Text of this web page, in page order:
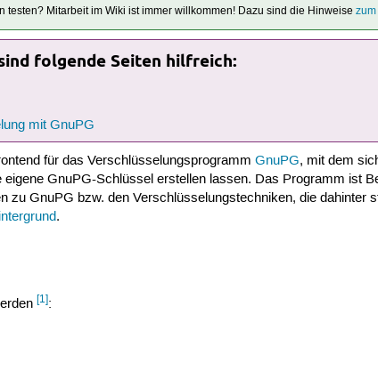
testen? Mitarbeit im Wiki ist immer willkommen! Dazu sind die Hinweise
folgende Seiten hilfreich:
mit GnuPG
für das Verschlüsselungsprogramm GnuPG, mit dem
GnuPG-Schlüssel erstellen lassen. Das Programm ist
zu GnuPG bzw. den Verschlüsselungstechniken, die dahinter
.
[1]: